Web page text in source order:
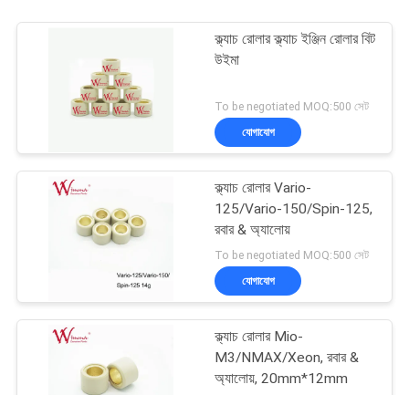
ক্ল্যাচ রোলার ক্ল্যাচ ইঞ্জিন রোলার বিট
উইমা
To be negotiated MOQ:500 সেট
যোগাযোগ
ক্ল্যাচ রোলার Vario-
125/Vario-150/Spin-125,
রবার & অ্যালোয়
To be negotiated MOQ:500 সেট
যোগাযোগ
ক্ল্যাচ রোলার Mio-
M3/NMAX/Xeon, রবার &
অ্যালোয়, 20mm*12mm